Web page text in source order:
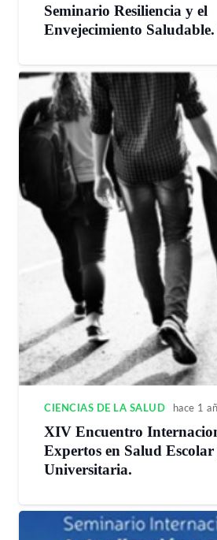
Seminario Resiliencia y el
Envejecimiento Saludable.
CIENCIAS DE LA SALUD hace 1
XIV Encuentro
Expertos en Salud
Universitaria.